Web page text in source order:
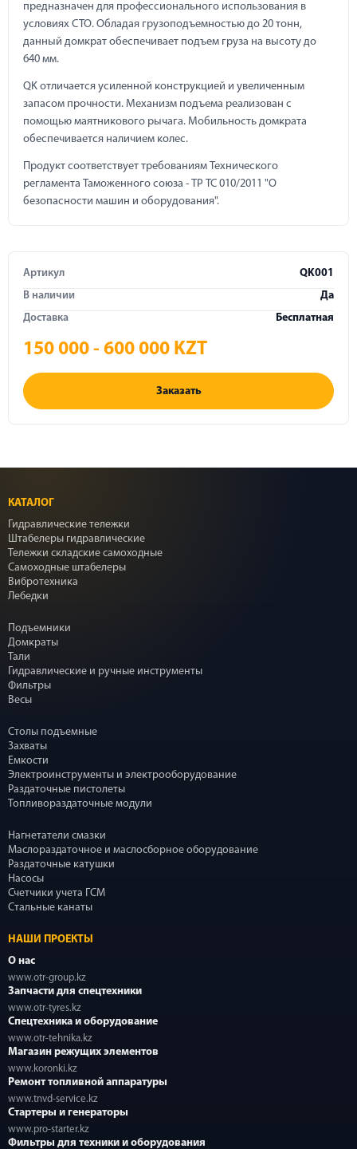
предназначен для профессионального использования в
условиях СТО. Обладая грузоподъемностью до 20 тонн,
данный домкрат обеспечивает подъем груза на высоту до
640 мм.
QK отличается усиленной конструкцией и увеличенным
запасом прочности. Механизм подъема реализован с
помощью маятникового рычага. Мобильность домкрата
обеспечивается наличием колес.
Продукт соответствует требованиям Технического
регламента Таможенного союза - ТР ТС 010/2011 "О
безопасности машин и оборудования".
Артикул
QK001
В наличии
Да
Доставка
Бесплатная
150 000 - 600 000 KZT
Заказать
КАТАЛОГ
Гидравлические тележки
Штабелеры гидравлические
Тележки складские самоходные
Самоходные штабелеры
Вибротехника
Лебедки
Подъемники
Домкраты
Тали
Гидравлические и ручные инструменты
Фильтры
Весы
Столы подъемные
Захваты
Емкости
Электроинструменты и электрооборудование
Раздаточные пистолеты
Топливораздаточные модули
Нагнетатели смазки
Маслораздаточное и маслосборное оборудование
Раздаточные катушки
Насосы
Счетчики учета ГСМ
Стальные канаты
НАШИ ПРОЕКТЫ
О нас
www.otr-group.kz
Запчасти для спецтехники
www.otr-tyres.kz
Спецтехника и оборудование
www.otr-tehnika.kz
Магазин режущих элементов
www.koronki.kz
Ремонт топливной аппаратуры
www.tnvd-service.kz
Стартеры и генераторы
www.pro-starter.kz
Фильтры для техники и оборудования